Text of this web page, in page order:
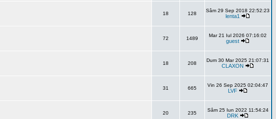
18 128
Sâm 29 Sep 2018 22:52:23
lenta1
72 1489
Mar 21 Iul 2026 07:16:02
guest
18 208
Dum 30 Mar 2025 21:07:31
CLAXON
31 665
Vin 26 Sep 2025 02:04:47
LVF
20 235
Sâm 25 Iun 2022 11:54:24
DRK